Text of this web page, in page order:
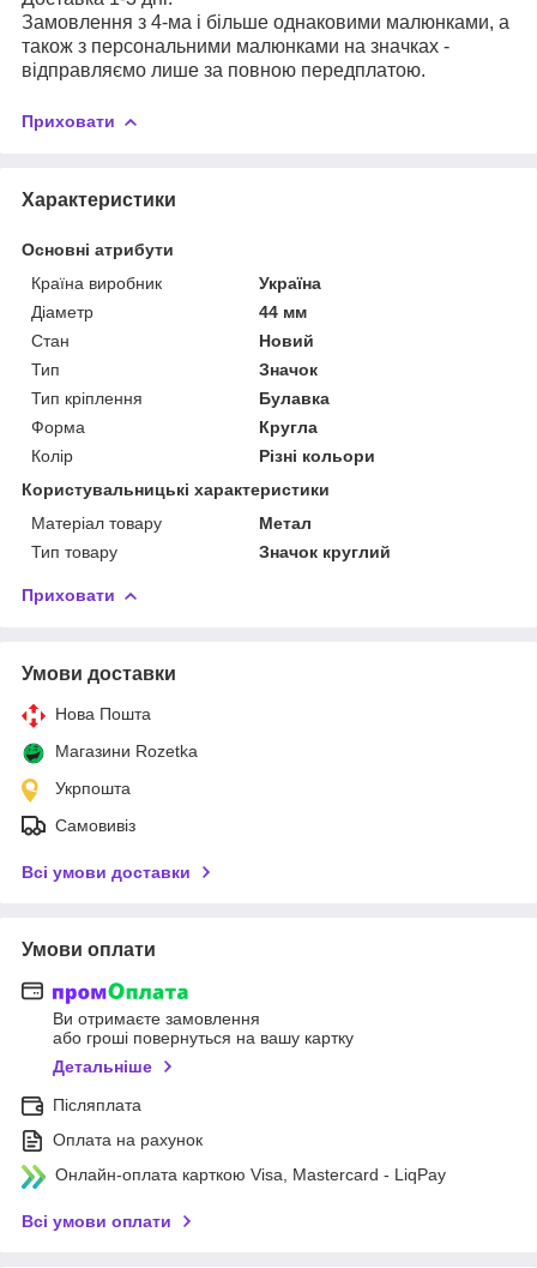
Замовлення з 4-ма і більше однаковими малюнками, а
також з персональними малюнками на значках -
відправляємо лише за повною передплатою.
Приховати
Характеристики
Основні атрибути
Країна виробник
Україна
Діаметр
44 мм
Стан
Новий
Тип
Значок
Тип кріплення
Булавка
Форма
Кругла
Колір
Різні кольори
Користувальницькі характеристики
Матеріал товару
Метал
Тип товару
Значок круглий
Приховати
Умови доставки
Нова Пошта
Магазини Rozetka
Укрпошта
Самовивіз
Всі умови доставки
Умови оплати
Ви отримаєте замовлення
або гроші повернуться на вашу картку
Детальніше
Післяплата
Оплата на рахунок
Онлайн-оплата карткою Visa, Mastercard - LiqPay
Всі умови оплати